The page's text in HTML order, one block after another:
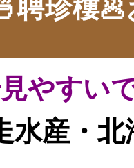
聘珍樓🥟
やすい
水産・